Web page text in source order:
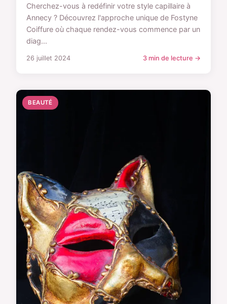
Cherchez-vous à redéfinir votre style capillaire à
Annecy ? Découvrez l'approche unique de Fostyne
Coiffure où chaque rendez-vous commence par un
diag...
26 juillet 2024 3 min de lecture →
BEAUTÉ